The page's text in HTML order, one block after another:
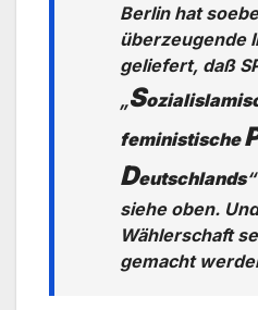
Berlin hat
überzeugende
geliefert, daß
„S
feministische
Deutschlands
siehe oben.
Wählerschaft
gemacht